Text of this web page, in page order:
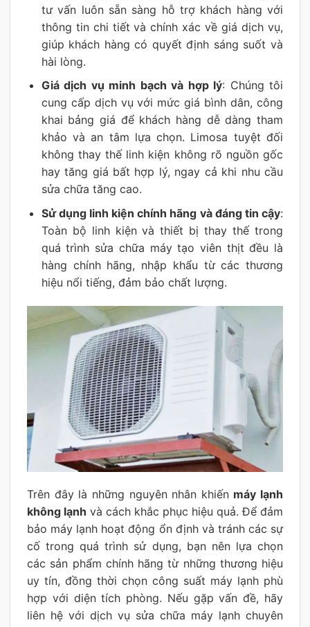
tư vấn luôn sẵn sàng hỗ trợ khách hàng với
thông tin chi tiết và chính xác về giá dịch vụ,
giúp khách hàng có quyết định sáng suốt và
hài lòng.
Giá dịch vụ minh bạch và hợp lý: Chúng tôi
cung cấp dịch vụ với mức giá bình dân, công
khai bảng giá để khách hàng dễ dàng tham
khảo và an tâm lựa chọn. Limosa tuyệt đối
không thay thế linh kiện không rõ nguồn gốc
hay tăng giá bất hợp lý, ngay cả khi nhu cầu
sửa chữa tăng cao.
Sử dụng linh kiện chính hãng và đáng tin cậy:
Toàn bộ linh kiện và thiết bị thay thế trong
quá trình sửa chữa máy tạo viên thịt đều là
hàng chính hãng, nhập khẩu từ các thương
hiệu nổi tiếng, đảm bảo chất lượng.
Trên đây là những nguyên nhân khiến máy lạnh
không lạnh và cách khắc phục hiệu quả. Để đảm
bảo máy lạnh hoạt động ổn định và tránh các sự
cố trong quá trình sử dụng, bạn nên lựa chọn
các sản phẩm chính hãng từ những thương hiệu
uy tín, đồng thời chọn công suất máy lạnh phù
hợp với diện tích phòng. Nếu gặp vấn đề, hãy
liên hệ với dịch vụ sửa chữa máy lạnh chuyên